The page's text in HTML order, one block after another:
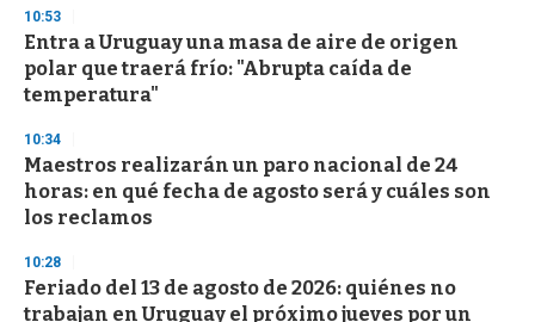
d
s
o
f
3
s
e
c
o
n
10:53
Entra a Uruguay una masa de aire de origen
polar que traerá frío: "Abrupta caída de
temperatura"
10:34
Maestros realizarán un paro nacional de 24
horas: en qué fecha de agosto será y cuáles son
los reclamos
10:28
Feriado del 13 de agosto de 2026: quiénes no
trabajan en Uruguay el próximo jueves por un